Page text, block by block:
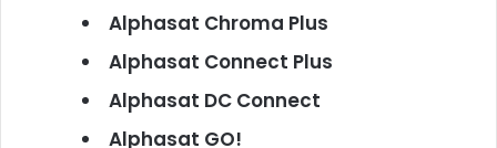
Alphasat Chroma Plus
Alphasat Connect Plus
Alphasat DC Connect
Alphasat GO!